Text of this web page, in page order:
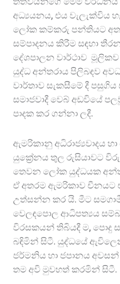
අධ්‍යයනය, එය වැලැක්විය
ලෝක කම්කරු පන්තියට
සම්පාදනය කිරීම සඳහා
දේශපාලන වාර්ථාව
යුද්ධ අන්තරාය පිලිබඳව
වාර්තාව සැකසීමේ දී
සමාජවාදී වෙබ් අඩවියේ
පාදක කර ගන්නා ලදී.
ඇමරිකානු අධිරාජ්‍යවාදය
යුක්‍රේනය තුල රුසියාවට
තෙවන ලෝක යුද්ධයක
ඒ අතරම ඇමරිකාව චීනයට
උත්සන්න කර යි. මීට
වෙලඳපොල ආධිපත්‍යය
විරසකයන් තිබියදී ම, පොදු
බඳිමින් සිටී. යුද්ධයේ
ජර්මනිය හා ජපානය අවසන්
තම අවි මුවහත් කරමින් සිටී.